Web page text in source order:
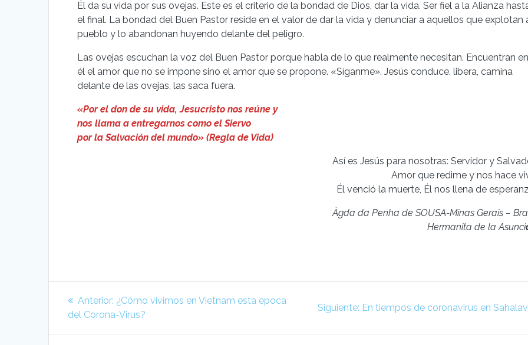
Él da su vida por sus ovejas. Este es el criterio de la bondad de Dios, dar la vida. Ser fiel a la Alianza
el final. La bondad del Buen Pastor reside en el valor de dar la vida y denunciar a aquellos que explotan
pueblo y lo abandonan huyendo delante del peligro.
Las ovejas escuchan la voz del Buen Pastor porque habla de lo que realmente necesitan. Encuentran en
él el amor que no se impone sino el amor que se propone. «Síganme». Jesús conduce, libera, camina
delante de las ovejas, las saca fuera.
«Por el don de su vida, Jesucristo nos reúne y
nos llama a entregarnos como el Siervo
por la Salvación del mundo» (Regla de Vida)
Así es Jesús para nosotras: Servidor y
Amor que redime y nos hace
Él venció la muerte, Él nos llena de
Àgda da Penha de SOUSA-Minas Gerais –
Hermanita de la Asunci
Navegación
de
Anterior: Entrada
anterior:
¿Cómo vivimos en Vietnam esta época
del Corona-Virus?
Siguiente: Siguiente
En tiempos de coronavirus en